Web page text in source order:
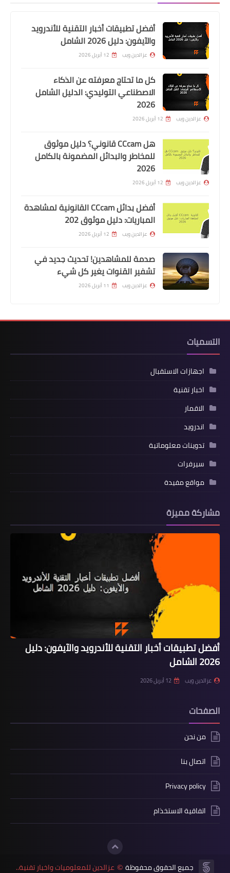
أفضل تطبيقات أخبار التقنية للأندرويد
والآيفون: دليل 2026 الشامل
عزالدين ويب 12 أبريل 2026
كل ما تحتاج معرفته عن الذكاء
الاصطناعي التوليدي: الدليل الشامل
2026
عزالدين ويب 12 أبريل 2026
هل CCcam قانوني؟ دليل موثوق
للمخاطر والبدائل المضمونة بالكامل
2026
عزالدين ويب 12 أبريل 2026
أفضل بدائل CCcam القانونية لمشاهدة
المباريات: دليل موثوق 202
عزالدين ويب 12 أبريل 2026
صدمة للمشاهدين! تحديث جديد في
تشفير القنوات يغير كل شيء
عزالدين ويب 11 أبريل 2026
التسميات
اجهازات الاستقبال
اخبار تقنية
الاقمار
اندرويد
تدوينات معلوماتية
سيرفرات
مواقع مفيدة
مشاركة مميزة
أفضل تطبيقات أخبار التقنية للأندرويد والآيفون: دليل
2026 الشامل
عزالدين ويب 12 أبريل 2026
الصفحات
من نحن
اتصال بنا
Privacy policy
اتفاقية الاستخذام
جميع الحقوق محفوظة © عزالدين للمعلوميات واخبار تقنية..